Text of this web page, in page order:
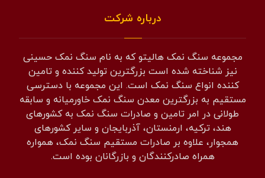
درباره شرکت
مجموعه سنگ نمک هالیتو که به نام سنگ نمک حسینی
نیز شناخته شده است بزرگترین تولید کننده و تامین
کننده انواع سنگ نمک است. این مجموعه با دسترسی
مستقیم به بزرگترین معدن سنگ نمک خاورمیانه و سابقه
طولانی در امر تامین و صادرات سنگ نمک به کشورهای
هند، ترکیه، ارمنستان، آذربایجان و سایر کشورهای
همجوار، علاوه بر صادرات مستقیم سنگ نمک، همواره
همراه صادرکنندگان و بازرگانان بوده است.